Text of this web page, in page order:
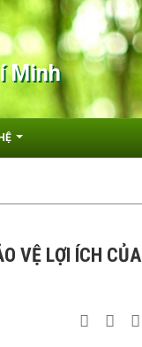
Minh
VỆ LỢI ÍCH CỦA